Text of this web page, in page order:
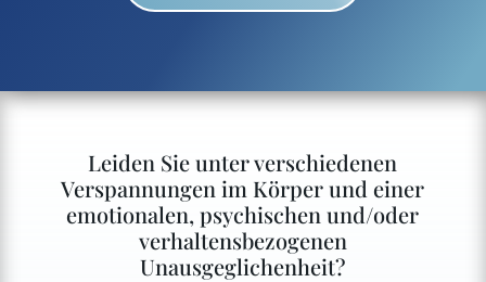
Leiden Sie unter verschiedenen
Verspannungen im Körper und einer
emotionalen, psychischen und/oder
verhaltensbezogenen
Unausgeglichenheit?